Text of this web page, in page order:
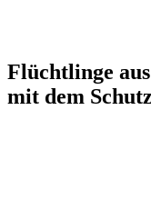
Flüchtlinge
mit dem